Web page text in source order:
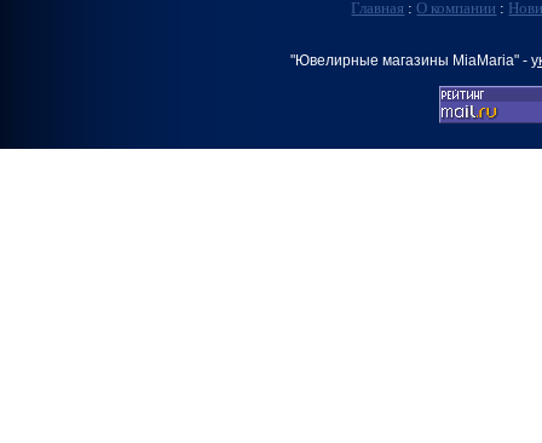
Главная :О компании :
"Ювелирные магазины MiaMaria" -